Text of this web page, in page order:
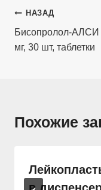
Навигация
по
записям
НАЗАД
Бисопролол-АЛСИ
мг, 30 шт, таблетки
Похожие